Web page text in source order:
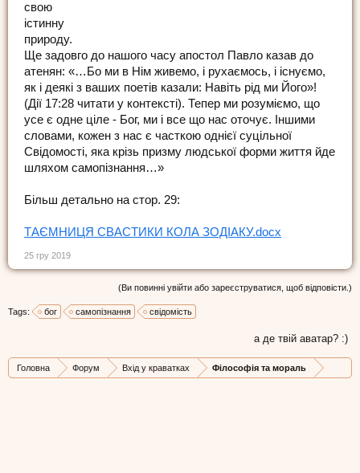
свою
істинну
природу.
Ще задовго до нашого часу апостол Павло казав до
атенян: «…Бо ми в Нім живемо, і рухаємось, і існуємо,
як і деякі з ваших поетів казали: Навіть рід ми Його»!
(Дії 17:28 читати у контексті). Тепер ми розуміємо, що
усе є одне ціле - Бог, ми і все що нас оточує. Іншими
словами, кожен з нас є часткою однієї суцільної
Свідомості, яка крізь призму людської форми життя йде
шляхом самопізнання…»
Більш детально на стор. 29:
ТАЄМНИЦЯ СВАСТИКИ КОЛА ЗОДІАКУ.docx
25 гру 2019
(Ви повинні увійти або зареєструватися, щоб відповісти.)
Tags: бог самопізнання свідомість
а де твій аватар? :)
Головна Форум Вхід у краватках Філософія та мораль